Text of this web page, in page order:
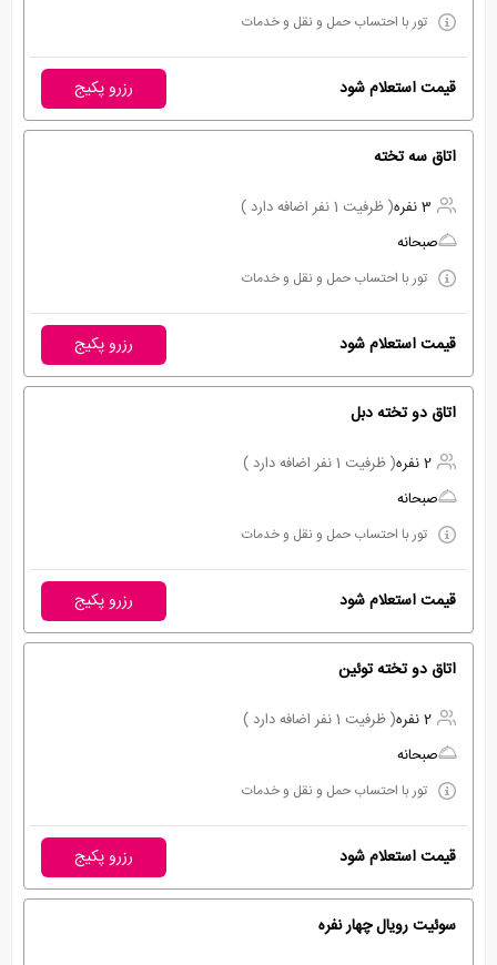
تور با احتساب حمل و نقل و خدمات
قیمت استعلام شود رزرو پکیج
اتاق سه تخته
3 نفره
( ظرفیت 1 نفر اضافه دارد )
صبحانه
تور با احتساب حمل و نقل و خدمات
قیمت استعلام شود رزرو پکیج
اتاق دو تخته دبل
2 نفره
( ظرفیت 1 نفر اضافه دارد )
صبحانه
تور با احتساب حمل و نقل و خدمات
قیمت استعلام شود رزرو پکیج
اتاق دو تخته توئین
2 نفره
( ظرفیت 1 نفر اضافه دارد )
صبحانه
تور با احتساب حمل و نقل و خدمات
قیمت استعلام شود رزرو پکیج
سوئیت رویال چهار نفره